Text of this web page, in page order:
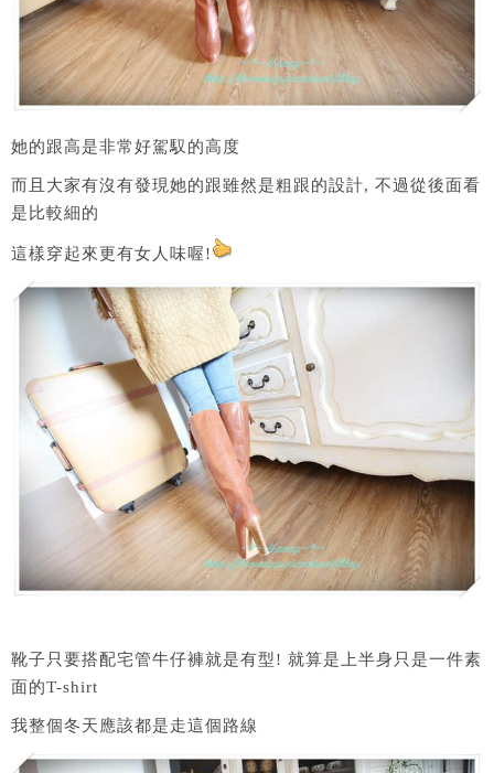
她的跟高是非常好駕馭的高度
而且大家有沒有發現她的跟雖然是粗跟的設計, 不過從後面看
是比較細的
這樣穿起來更有女人味喔!
靴子只要搭配宅管牛仔褲就是有型! 就算是上半身只是一件素
面的T-shirt
我整個冬天應該都是走這個路線